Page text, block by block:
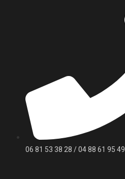
06 81 53 38 28 / 04 88 61 95 49